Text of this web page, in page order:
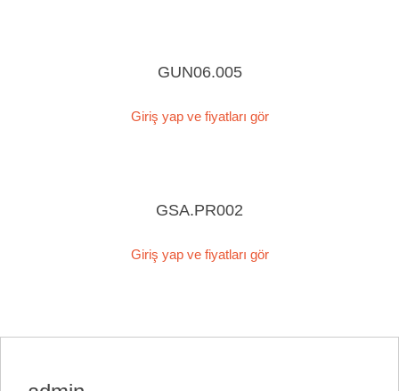
GUN06.005
Giriş yap ve fiyatları gör
GSA.PR002
Giriş yap ve fiyatları gör